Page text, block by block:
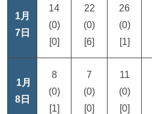
1月
7日
14
(0)
[0]
22
(0)
[6]
26
(0)
[1]
1月
8日
8
(0)
[1]
7
(0)
[0]
11
(0)
[0]